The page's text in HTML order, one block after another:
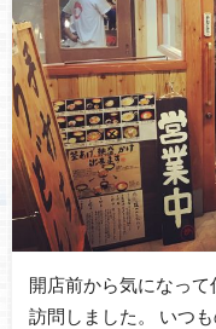
開店前から気になっ
訪問しました。 いつ